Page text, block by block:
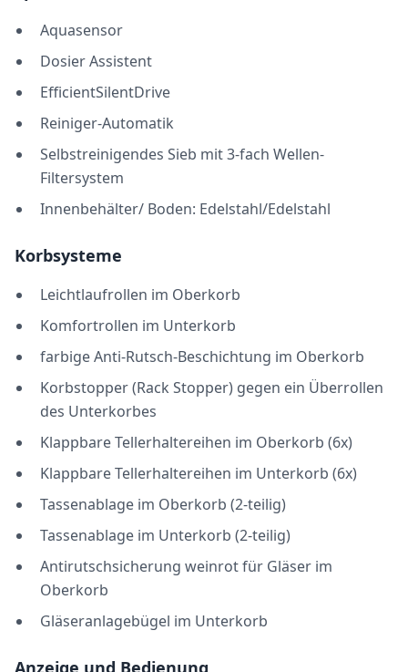
Aquasensor
Dosier Assistent
EfficientSilentDrive
Reiniger-Automatik
Selbstreinigendes Sieb mit 3-fach Wellen-
Filtersystem
Innenbehälter/ Boden: Edelstahl/Edelstahl
Korbsysteme
Leichtlaufrollen im Oberkorb
Komfortrollen im Unterkorb
farbige Anti-Rutsch-Beschichtung im Oberkorb
Korbstopper (Rack Stopper) gegen ein Überrollen
des Unterkorbes
Klappbare Tellerhaltereihen im Oberkorb (6x)
Klappbare Tellerhaltereihen im Unterkorb (6x)
Tassenablage im Oberkorb (2-teilig)
Tassenablage im Unterkorb (2-teilig)
Antirutschsicherung weinrot für Gläser im
Oberkorb
Gläseranlagebügel im Unterkorb
Anzeige und Bedienung